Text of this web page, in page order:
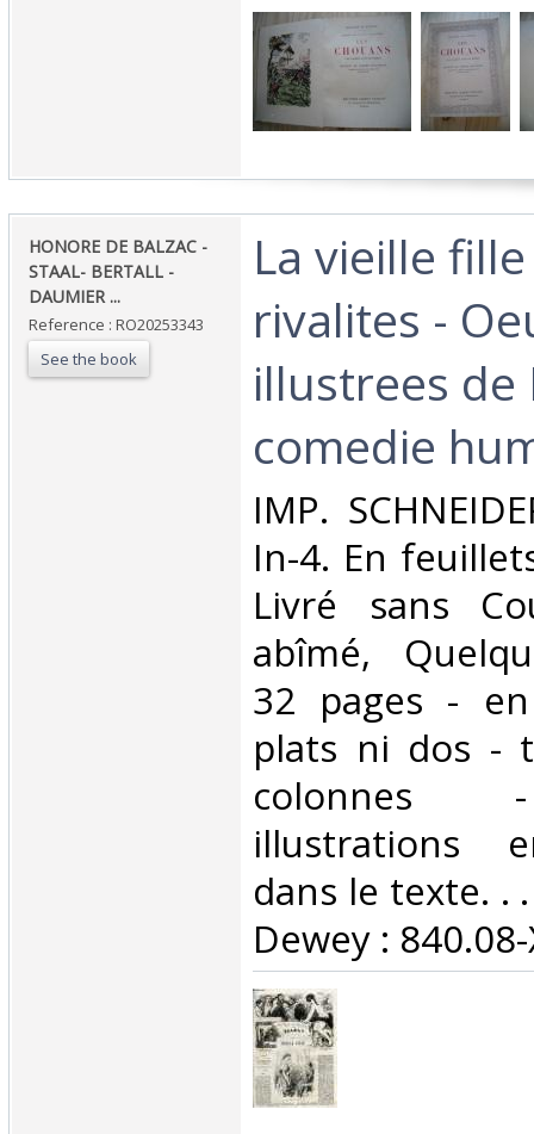
‎HONORE DE BALZAC -
STAAL- BERTALL -
DAUMIER ...‎
Reference : RO20253343
See the book
‎La vieille
rivalites -
illustrees de
comedie
‎IMP.
In-4. En
Livré sans
abîmé,
32 pages -
plats ni dos -
colonnes
illustrations
dans le texte. .
Dewey :